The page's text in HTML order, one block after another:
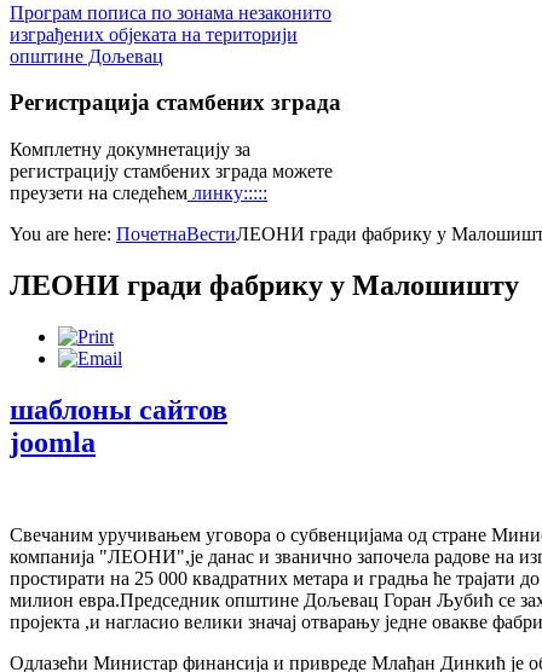
Програм пописа по зонама незаконито
изграђених објеката на територији
општине Дољевац
Регистрација стамбених зграда
Комплетну докумнетацију за
регистрацију стамбених зграда можете
преузети на следећем линку:::::
You are here: ПочетнаВестиЛЕОНИ гради фабрику у
ЛЕОНИ гради фабрику у Малошишту
шаблоны сайтов
joomla
Свечаним уручивањем уговора о субвенцијама од стране
компанија "ЛEOНИ",је данас и званично започела радове на
простирати на 25 000 квадратних метара и градња ће трајати
милион евра.Председник општине Дољевац Горан Љубић се
пројекта ,и нагласио велики значај отварању једне овакве
Одлазећи Министар финансија и привреде Млађан Динкић је